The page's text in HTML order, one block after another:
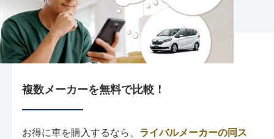
複数メーカーを無料で比較！
お得に車を購入するなら、 ライバルメーカーの同ス